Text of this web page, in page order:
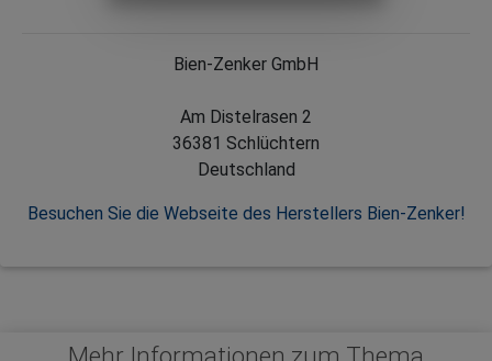
Bien-Zenker GmbH
Am Distelrasen 2
36381 Schlüchtern
Deutschland
Besuchen Sie die Webseite des Herstellers Bien-Zenker!